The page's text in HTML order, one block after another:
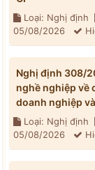
Loại: Nghị định
05/08/2026
Nghị định 308/
nghề nghiệp về
doanh nghiệp
Loại: Nghị định
05/08/2026